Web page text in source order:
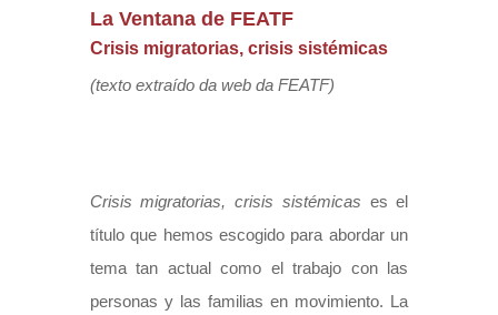
La Ventana de FEATF
Crisis migratorias, crisis sistémicas
(texto extraído da web da FEATF)
Crisis migratorias, crisis sistémicas es el
título que hemos escogido para abordar un
tema tan actual como el trabajo con las
personas y las familias en movimiento. La